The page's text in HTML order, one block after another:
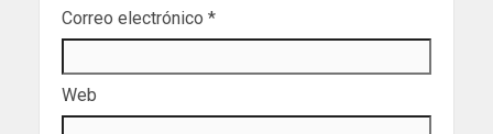
Correo electrónico *
Web